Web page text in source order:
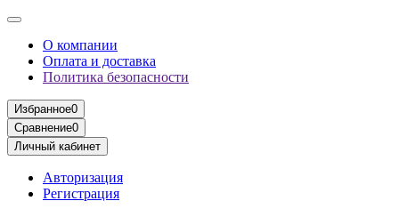
О компании
Оплата и доставка
Политика безопасности
Избранное0
Сравнение0
Личный кабинет
Авторизация
Регистрация